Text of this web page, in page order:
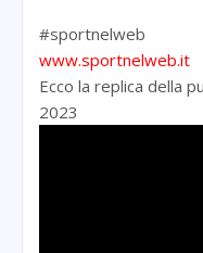
#sportnelweb
www.sportnelweb.it
Ecco la replica della
2023